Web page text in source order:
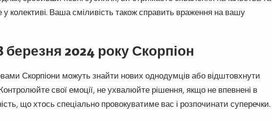
колективі. Ваша сміливість також справить враження на вашу
березня 2024 року Скорпіон
Скорпіони можуть знайти нових однодумців або відштовхнути
свої емоції, не ухвалюйте рішення, якщо не впевнені в
що хтось спеціально провокуватиме вас і розпочинати суперечки.